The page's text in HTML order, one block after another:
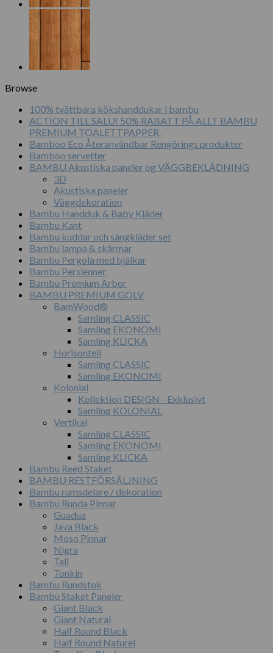
Browse
100% tvättbara kökshanddukar i bambu
ACTION TILL SALU! 50% RABATT PÅ ALLT BAMBU
PREMIUM TOALETTPAPPER.
Bamboo Eco Återanvändbar Rengörings produkter
Bamboo servetter
BAMBU Akustiska paneler og VÄGGBEKLÄDNING
3D
Akustiska paneler
Väggdekoration
Bambu Handduk & Baby Kläder
Bambu Kant
Bambu kuddar och sängkläder set
Bambu lampa & skärmar
Bambu Pergola med bjälkar
Bambu Persienner
Bambu Premium Arbor
BAMBU PREMIUM GOLV
BamWood®
Samling CLASSIC
Samling EKONOMI
Samling KLICKA
Horisontell
Samling CLASSIC
Samling EKONOMI
Kolonial
Kollektion DESIGN - Exklusivt
Samling KOLONIAL
Vertikal
Samling CLASSIC
Samling EKONOMI
Samling KLICKA
Bambu Reed Staket
BAMBU RESTFÖRSÄLJNING
Bambu rumsdelare / dekoration
Bambu Runda Pinnar
Guadua
Java Black
Moso Pinnar
Nigra
Tali
Tonkin
Bambu Rundstok
Bambu Staket Paneler
Giant Black
Giant Natural
Half Round Black
Half Round Naturel